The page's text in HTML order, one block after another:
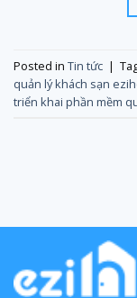
Posted in Tin tức |
quản lý khách sạn
triển khai phần mềm